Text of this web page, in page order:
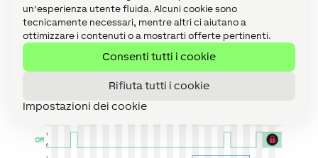
un'esperienza utente fluida. Alcuni cookie sono
tecnicamente necessari, mentre altri ci aiutano a
ottimizzare i contenuti o a mostrarti offerte pertinenti.
Consenti tutti i cookie
Rifiuta tutti i cookie
Impostazioni dei cookie
Diagramma dei tempi